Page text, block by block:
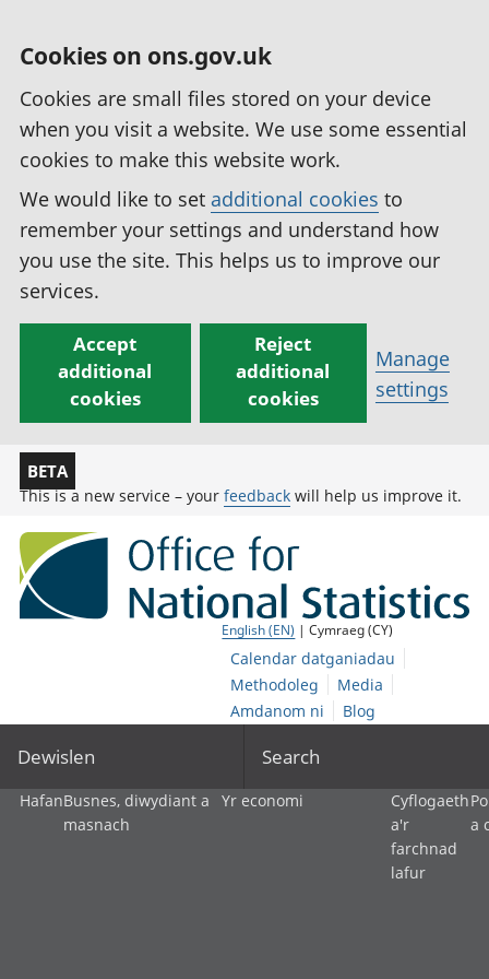
Cookies on ons.gov.uk
Cookies are small files stored on your device
when you visit a website. We use some essential
cookies to make this website work.
We would like to set additional cookies to
remember your settings and understand how
you use the site. This helps us to improve our
services.
Accept
additional
cookies
Reject
additional
cookies
Manage
settings
BETA
This is a new service – your feedback will help us improve it.
English (EN) | Cymraeg (CY)
Calendar datganiadau
Methodoleg
Media
Amdanom ni
Blog
Dewislen Search
HafanBusnes, diwydiant a
masnach
Yr economi
Cyflogaeth
a'r
farchnad
lafur
a